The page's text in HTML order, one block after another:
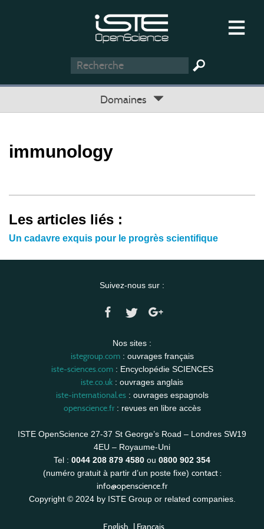
Domaines
immunology
Les articles liés :
Un cadavre exquis pour le progrès scientifique
Suivez-nous sur :
Nos sites :
istegroup.com: ouvrages français
iste-sciences.com: Encyclopédie SCIENCES
iste.co.uk : ouvrages anglais
iste-international.es: ouvrages espagnols
openscience.fr: revues en libre accès
ISTE OpenScience 27-37 St George’s Road – Londres SW19
4EU – Royaume-Uni
Tel : 0044 208 879 4580 ou 0800 902 354
(numéro gratuit à partir d’un poste fixe) contact :
info@openscience.fr
Copyright © 2024 by ISTE Group or related companies.
English | Français